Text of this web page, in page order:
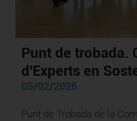
Punt de trobada.
d'Experts en
05/02/2026
Punt de Trobada de la